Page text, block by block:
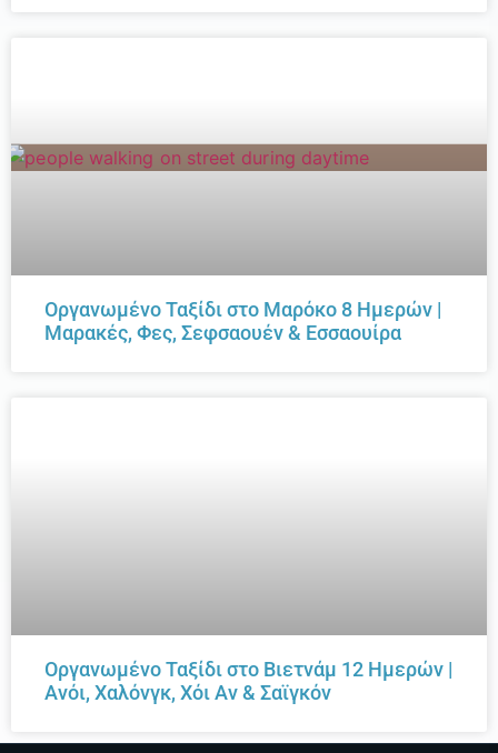
Οργανωμένο Ταξίδι στο Μαρόκο 8 Ημερών |
Μαρακές, Φες, Σεφσαουέν & Εσσαουίρα
Οργανωμένο Ταξίδι στο Βιετνάμ 12 Ημερών |
Ανόι, Χαλόνγκ, Χόι Αν & Σαϊγκόν